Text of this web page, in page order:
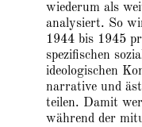
wiederum als
analysiert. So
1944 bis 1945
spezifischen
ideologischen
narrative und
teilen. Damit
während der